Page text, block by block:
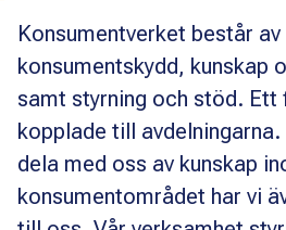
Konsumentverket består
konsumentskydd, kunskap
samt styrning och stöd. Ett
kopplade till
dela med oss av kunskap
konsumentområdet har vi